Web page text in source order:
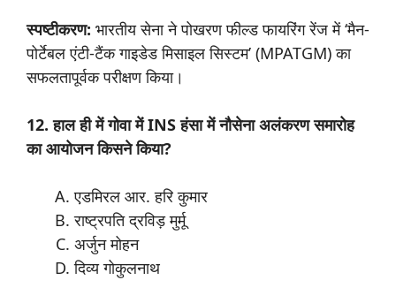
स्पष्टीकरण: भारतीय सेना ने पोखरण फील्ड फायरिंग रेंज में ‘मैन-
पोर्टेबल एंटी-टैंक गाइडेड मिसाइल सिस्टम’ (MPATGM) का
सफलतापूर्वक परीक्षण किया।
12. हाल ही में गोवा में INS हंसा में नौसेना अलंकरण समारोह
का आयोजन किसने किया?
एडमिरल आर. हरि कुमार
राष्ट्रपति द्रविड़ मुर्मू
अर्जुन मोहन
दिव्य गोकुलनाथ